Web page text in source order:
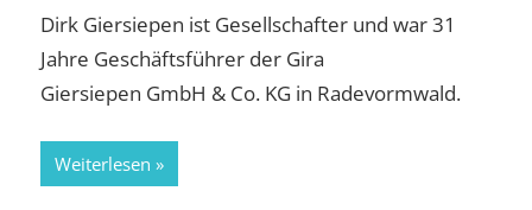
Dirk Giersiepen ist Gesellschafter und war 31
Jahre Geschäftsführer der Gira
Giersiepen GmbH & Co. KG in Radevormwald.
Weiterlesen